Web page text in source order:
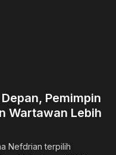
Pemimpin
Wartawan Lebih
Nefdrian terpilih